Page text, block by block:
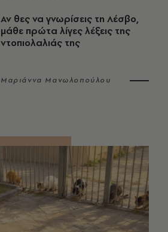
Αν θες να γνωρίσεις τη Λέσβο,
μάθε πρώτα λίγες λέξεις της
ντοπιολαλιάς της
Μαριάννα Μανωλοπούλου